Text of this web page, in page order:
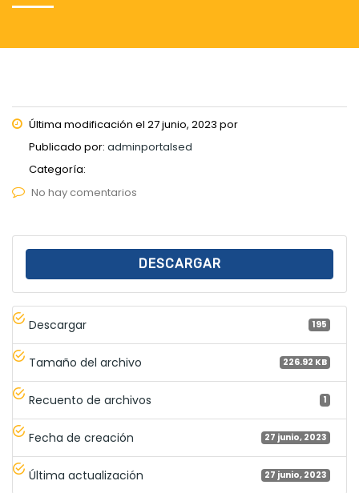
Última modificación el 27 junio, 2023 por
Publicado por: adminportalsed
Categoría:
No hay comentarios
DESCARGAR
Descargar 195
Tamaño del archivo 226.92 KB
Recuento de archivos 1
Fecha de creación 27 junio, 2023
Última actualización 27 junio, 2023